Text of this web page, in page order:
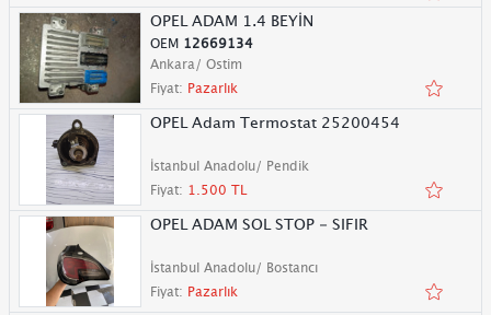
OPEL ADAM 1.4 BEYİN
OEM 12669134
Ankara/ Ostim
Fiyat: Pazarlık
OPEL Adam Termostat 25200454
İstanbul Anadolu/ Pendik
Fiyat: 1.500 TL
OPEL ADAM SOL STOP - SIFIR
İstanbul Anadolu/ Bostancı
Fiyat: Pazarlık